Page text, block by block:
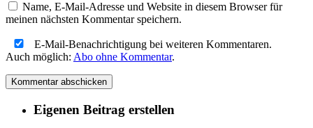
Name, E-Mail-Adresse und Website in diesem Browser für
meinen nächsten Kommentar speichern.
E-Mail-Benachrichtigung bei weiteren Kommentaren.
Auch möglich: Abo ohne Kommentar.
Eigenen Beitrag erstellen